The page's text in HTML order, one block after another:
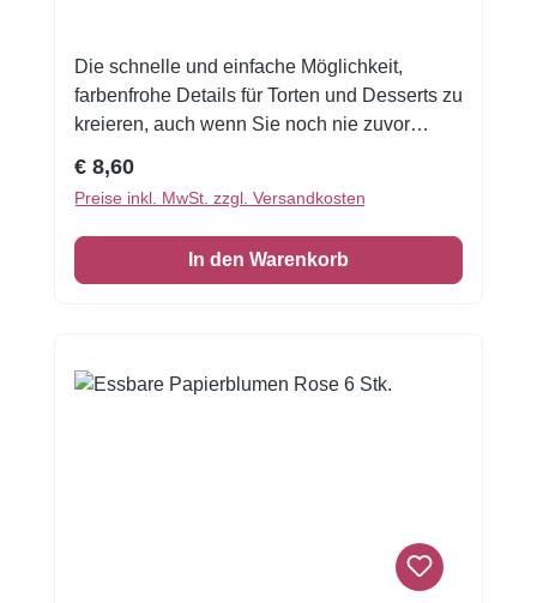
Die schnelle und einfache Möglichkeit,
farbenfrohe Details für Torten und Desserts zu
kreieren, auch wenn Sie noch nie zuvor
schneiden oder stanzen Sie nahezu jede
Form - keine Vorbereitung.Schneiden und
platzieren Sie Ihre Dekorationen in Minuten.
Die Fondantfolie hat einen leichten, süßen
Regulärer Preis:
€ 8,60
Preise inkl. MwSt. zzgl. Versandkosten
In den Warenkorb